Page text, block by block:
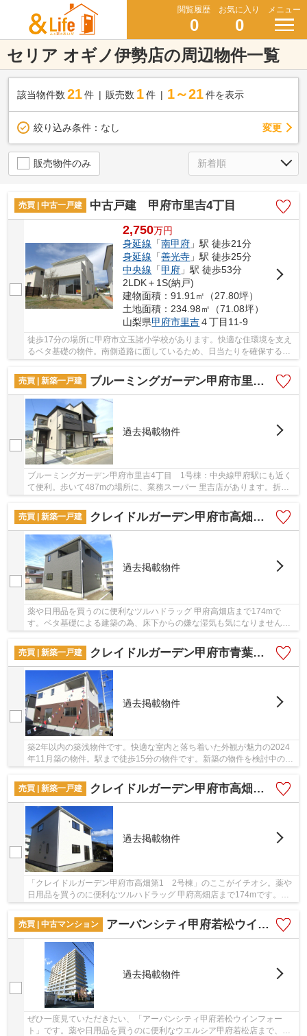
閲覧履歴
0
お気に入り
0
メニュー
セリア オギノ伊勢店の周辺物件一覧
該当物件数 21件 販売数 1 件 1～21 件を表示
絞り込み条件： なし 変更
販売物件のみ
売買 | 中古一戸建 中古戸建 甲府市里吉4丁目
2,750万円
身延線 「南甲府 」駅 徒歩21分
身延線 「善光寺 」駅 徒歩25分
中央線 「甲府 」駅 徒歩53分
2LDK＋1S(納戸)
建物面積：91.91㎡（27.80坪）
土地面積：234.98㎡（71.08坪）
山梨県甲府市里吉４丁目11-9
徒歩17分の場所に甲府市立玉諸小学校があります。快適な住環境を支え
るベタ基礎の物件。南側道路に面しているため、日当たりを確保する事
売買 | 新築一戸建
ブルーミングガーデン甲府市里吉4丁目 1号棟
過去掲載物件
ブルーミングガーデン甲府市里吉4丁目 1号棟：中央線甲府駅にも近く
て便利。歩いて487mの場所に、業務スーパー 里吉店があります。折上
売買 | 新築一戸建
クレイドルガーデン甲府市高畑第1 1号棟
過去掲載物件
薬や日用品を買うのに便利なツルハドラッグ 甲府高畑店まで174mで
す。ベタ基礎による建築の為、床下からの嫌な湿気も気になりません。
売買 | 新築一戸建
クレイドルガーデン甲府市青葉町第2 1号棟
過去掲載物件
築2年以内の築浅物件です。快適な室内と落ち着いた外観が魅力の2024
年11月築の物件。駅まで徒歩15分の物件です。新築の物件を検討中の方
売買 | 新築一戸建
クレイドルガーデン甲府市高畑第1 2号棟
過去掲載物件
「クレイドルガーデン甲府市高畑第1 2号棟」のここがイチオシ。薬や
日用品を買うのに便利なツルハドラッグ 甲府高畑店まで174mです。近
売買 | 中古マンション
アーバンシティ甲府若松ウインフォート
過去掲載物件
ぜひ一度見ていただきたい、「アーバンシティ甲府若松ウインフォー
ト」です。薬や日用品を買うのに便利なウエルシア甲府若松店まで、